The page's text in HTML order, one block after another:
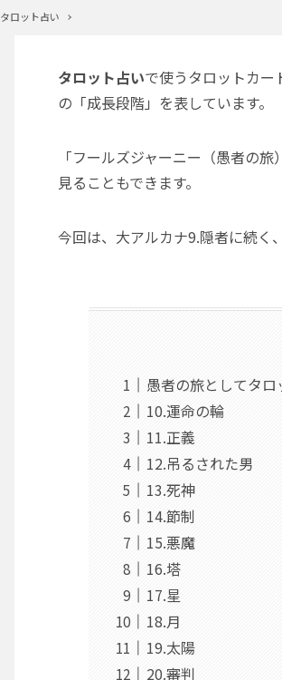
タロット占い
タロット占いで使うタロットカ
の「成長段階」を表しています。
「フールズジャーニー（愚者の
見ることもできます。
今回は、大アルカナ9.隠者に続く
愚者の旅としてタロ
10.運命の輪
11.正義
12.吊るされた男
13.死神
14.節制
15.悪魔
16.塔
17.星
18.月
19.太陽
20.審判